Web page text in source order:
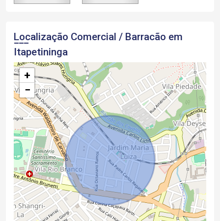
Localização Comercial / Barracão em
Itapetininga
+
−